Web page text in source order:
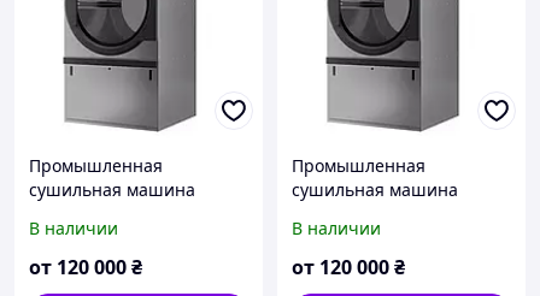
Промышленная
сушильная машина
(США)
В наличии
от 120 000₴
Промышленная
сушильная машина
(США)
В наличии
от 120 000₴